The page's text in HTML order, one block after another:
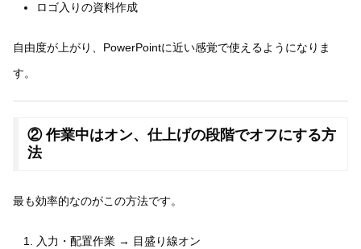
ロゴ入りの資料作成
自由度が上がり、PowerPointに近い感覚で使えるようになりま
す。
② 作業中はオン、仕上げの段階でオフにする方
法
最も効率的なのがこの方法です。
入力・配置作業 → 目盛り線オン